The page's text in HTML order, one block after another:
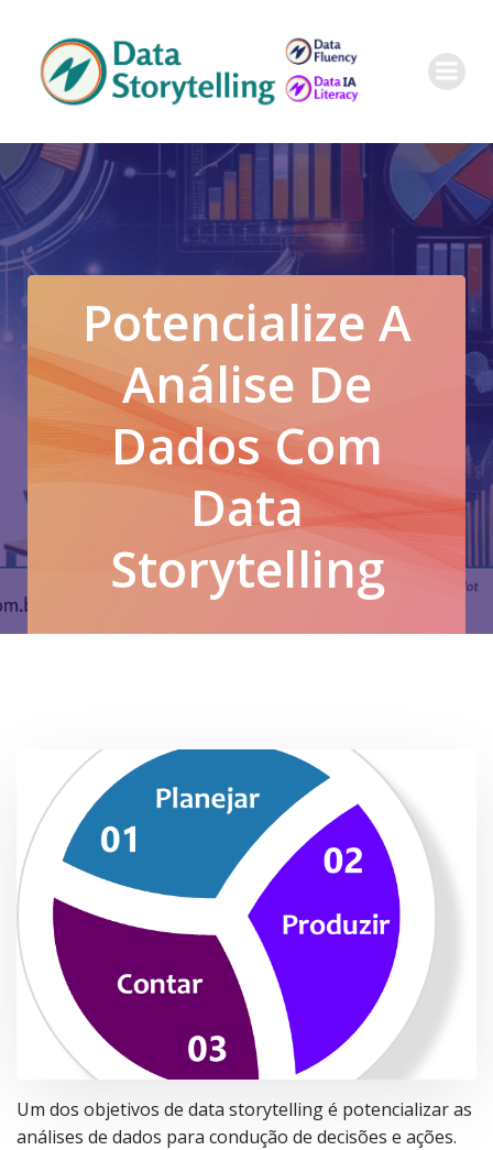
conteúdo
Potencialize A
Análise De
Dados Com
Data
Storytelling
Um dos objetivos de data storytelling é potencializar as
análises de dados para condução de decisões e ações.